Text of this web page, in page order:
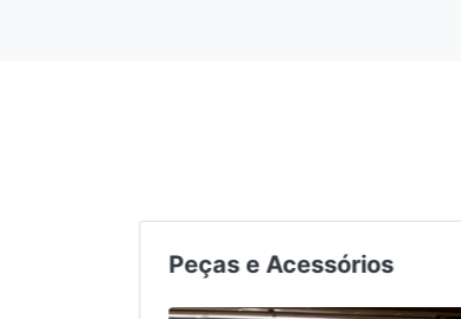
Agendamento de Serviços